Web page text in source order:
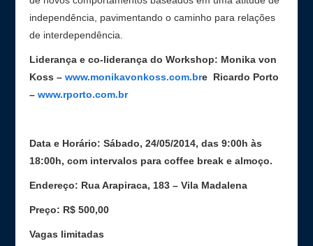
independência, pavimentando o caminho para relações
de interdependência.
Liderança e co-liderança do Workshop: Monika von
Koss –www.monikavonkoss.com.bre Ricardo Porto
–www.rporto.com.br
Data e Horário: Sábado, 24/05/2014, das 9:00h às
18:00h, com intervalos para coffee break e almoço.
Endereço: Rua Arapiraca, 183 – Vila Madalena
Preço: R$ 500,00
Vagas limitadas